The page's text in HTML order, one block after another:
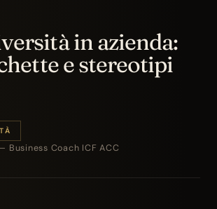
in azienda:
e stereotipi
Business Coach ICF ACC